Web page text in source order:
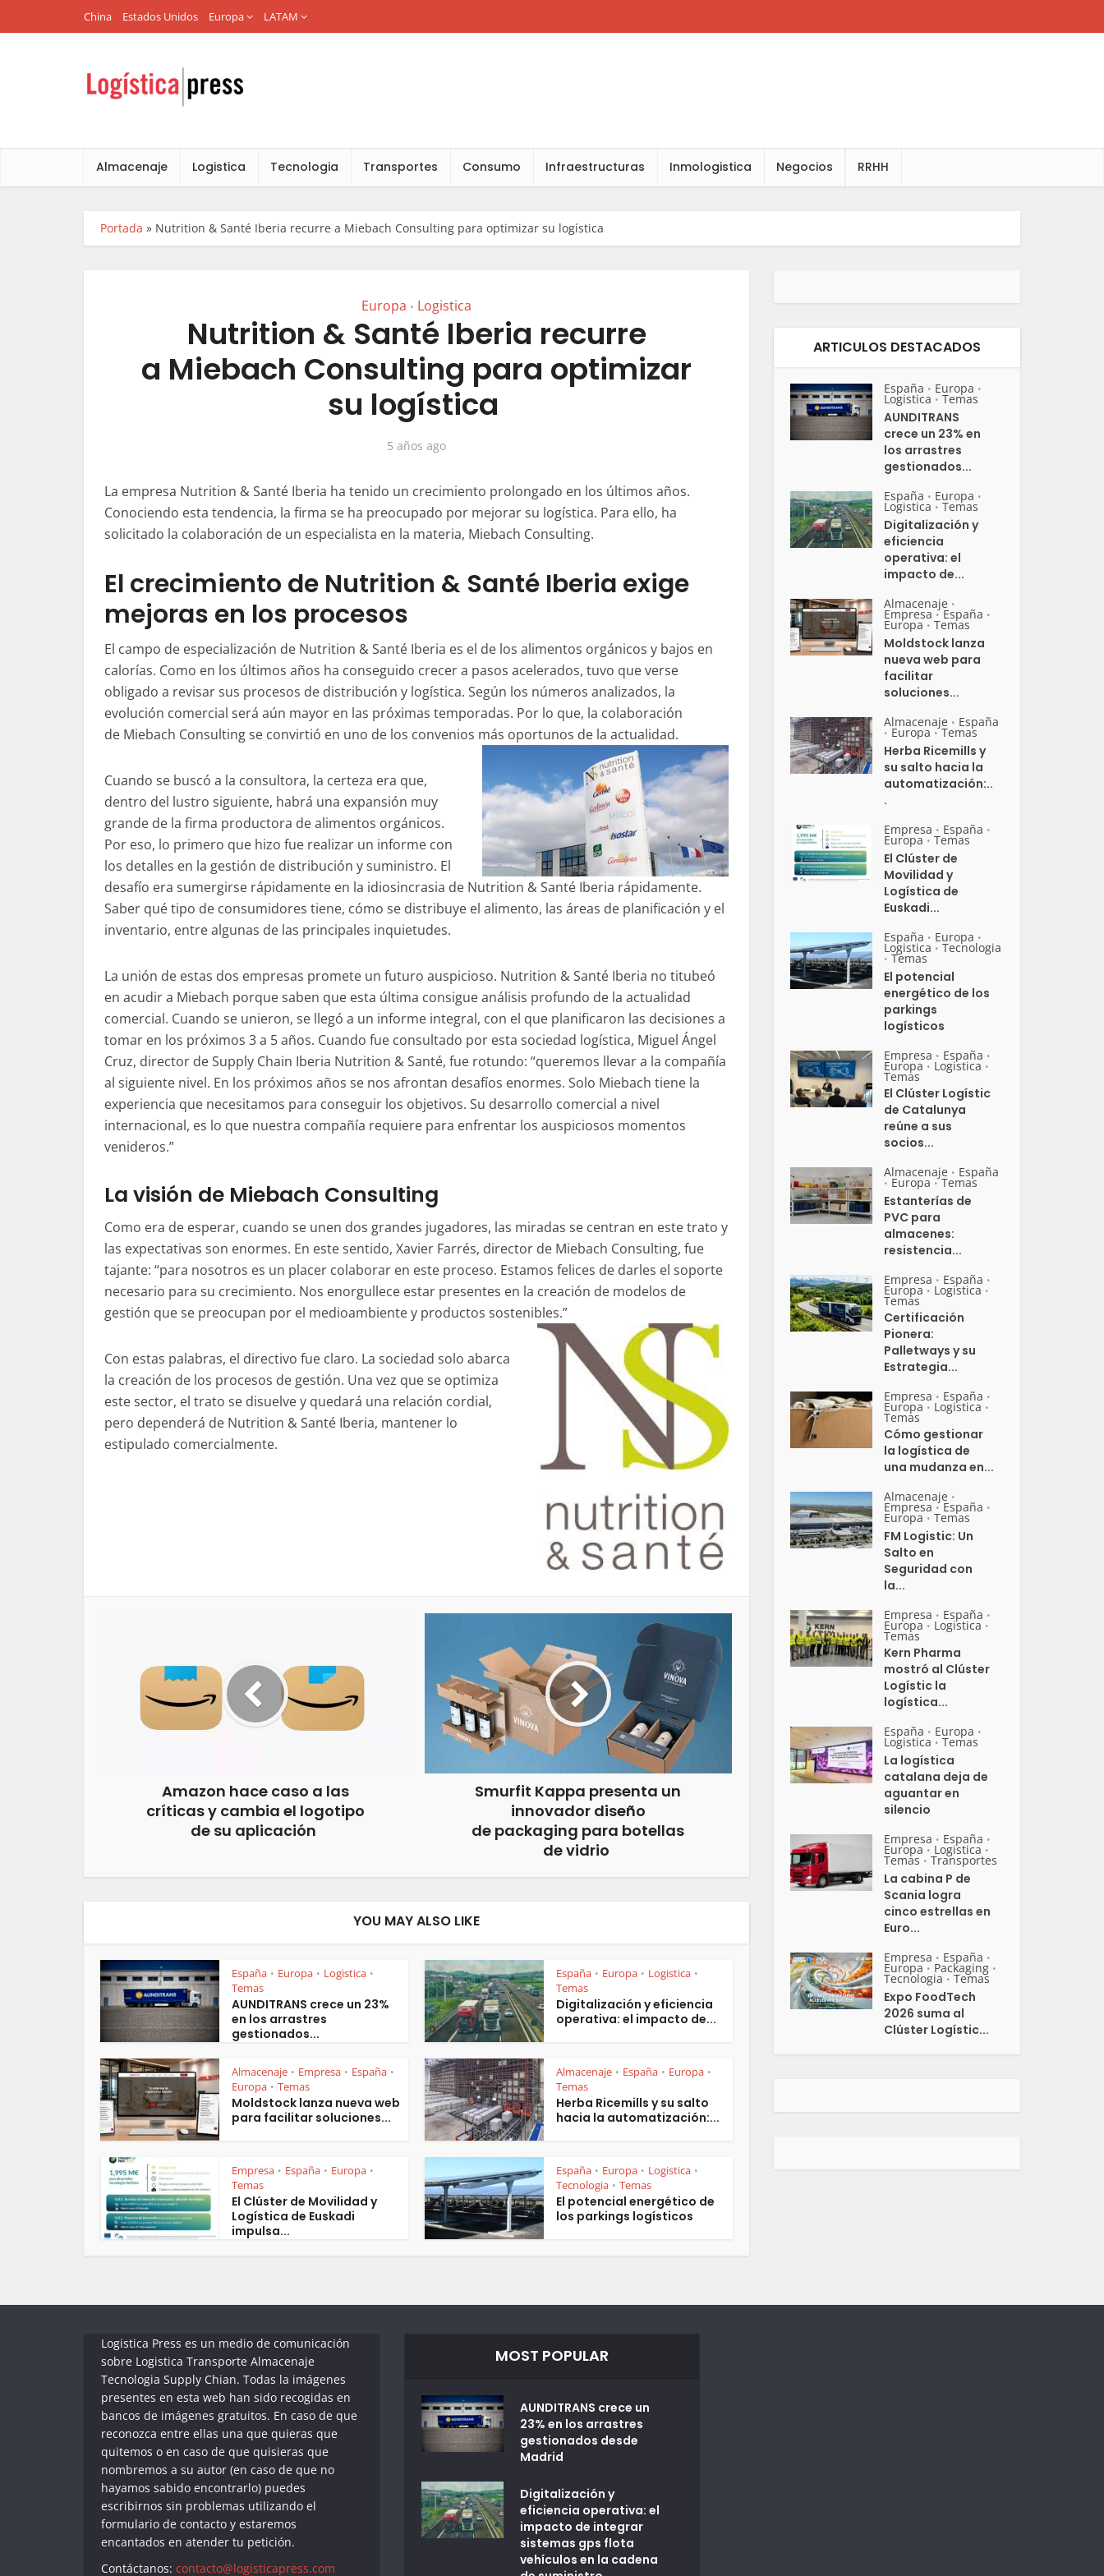
China Estados Unidos Europa LATAM
Almacenaje Logistica Tecnologia Transportes Consumo Infraestructuras Inmologistica Negocios RRHH
Portada » Nutrition & Santé Iberia recurre a Miebach Consulting para optimizar su logística
Europa • Logistica
Nutrition & Santé Iberia recurre
a Miebach Consulting para optimizar
su logística
5 años ago
La empresa Nutrition &Santé Iberia ha tenido un crecimiento prolongado en los últimos años.
Conociendo esta tendencia, la firma se ha preocupado por mejorar su logística. Para ello, ha
solicitado la colaboración de un especialista en la materia, Miebach Consulting.
El crecimiento de Nutrition & Santé Iberia exige
mejoras en los procesos
El campo de especialización de Nutrition &Santé Iberia es el de los alimentos orgánicos y bajos en
calorías. Como en los últimos años ha conseguido crecer a pasos acelerados, tuvo que verse
obligado a revisar sus procesos de distribución y logística. Según los números analizados, la
evolución comercial será aún mayor en las próximas temporadas. Por lo que, la colaboración
de Miebach Consultingse convirtió en uno de los convenios más oportunos de la actualidad.
Cuando se buscó a la consultora, la certeza era que,
dentro del lustro siguiente, habrá una expansión muy
grande de la firma productora de alimentos orgánicos.
Por eso, lo primero que hizo fue realizar un informe con
los detalles en la gestión de distribución y suministro. El
desafío era sumergirse rápidamente en la idiosincrasia de Nutrition &Santé Iberia rápidamente.
Saber qué tipo de consumidores tiene, cómo se distribuye el alimento, las áreas de planificación y el
inventario, entre algunas de las principales inquietudes.
La unión de estas dos empresas promete un futuro auspicioso. Nutrition &Santé Iberia no titubeó
en acudir a Miebach porque saben que esta última consigue análisis profundo de la actualidad
comercial. Cuando se unieron, se llegó a un informe integral, con el que planificaron las decisiones a
tomar en los próximos 3 a 5 años. Cuando fue consultado por esta sociedad logística, Miguel Ángel
Cruz, director deSupply Chain Iberia Nutrition &Santé, fue rotundo: “queremos llevar a la compañía
al siguiente nivel. En los próximos años se nos afrontan desafíos enormes. Solo Miebach tiene la
experiencia que necesitamos para conseguir los objetivos. Su desarrollo comercial a nivel
internacional, es lo que nuestra compañía requiere para enfrentar los auspiciosos momentos
venideros.”
La visión de Miebach Consulting
Como era de esperar, cuando se unen dos grandes jugadores, las miradas se centran en este trato y
las expectativas son enormes. En este sentido, Xavier Farrés, director de Miebach Consulting, fue
tajante: “para nosotros es un placer colaborar en este proceso. Estamos felices de darles el soporte
necesario para su crecimiento. Nos enorgullece estar presentes en la creación de modelos de
gestión que se preocupan por el medioambiente y productos sostenibles.”
Con estas palabras, el directivo fue claro. La sociedad solo abarca
la creación de los procesos de gestión. Una vez que se optimiza
este sector, el trato se disuelve y quedará una relación cordial,
pero dependerá de Nutrition &Santé Iberia, mantener lo
estipulado comercialmente.
Amazon hace caso a las
críticas y cambia el logotipo
de su aplicación
Smurfit Kappa presenta un
innovador diseño
de packaging para botellas
de vidrio
YOU MAY ALSO LIKE
España • Europa • Logistica •
Temas
AUNDITRANS crece un 23%
en los arrastres
gestionados...
España • Europa • Logistica •
Temas
Digitalización y eficiencia
operativa: el impacto de...
Almacenaje • Empresa • España •
Europa • Temas
Moldstock lanza nueva web
para facilitar soluciones...
Almacenaje • España • Europa •
Temas
Herba Ricemills y su salto
hacia la automatización:...
Empresa • España • Europa •
Temas
El Clúster de Movilidad y
Logística de Euskadi
impulsa...
España • Europa • Logistica •
Tecnologia • Temas
El potencial energético de
los parkings logísticos
ARTICULOS DESTACADOS
España • Europa •
Logistica • Temas
AUNDITRANS
crece un 23% en
los arrastres
gestionados...
España • Europa •
Logistica • Temas
Digitalización y
eficiencia
operativa: el
impacto de...
Almacenaje •
Empresa • España •
Europa • Temas
Moldstock lanza
nueva web para
facilitar
soluciones...
Almacenaje • España
• Europa • Temas
Herba Ricemills y
su salto hacia la
automatización:..
.
Empresa • España •
Europa • Temas
El Clúster de
Movilidad y
Logística de
Euskadi...
España • Europa •
Logistica • Tecnologia
• Temas
El potencial
energético de los
parkings
logísticos
Empresa • España •
Europa • Logistica •
Temas
El Clúster Logístic
de Catalunya
reúne a sus
socios...
Almacenaje • España
• Europa • Temas
Estanterías de
PVC para
almacenes:
resistencia...
Empresa • España •
Europa • Logistica •
Temas
Certificación
Pionera:
Palletways y su
Estrategia...
Empresa • España •
Europa • Logistica •
Temas
Cómo gestionar
la logística de
una mudanza en...
Almacenaje •
Empresa • España •
Europa • Temas
FM Logistic: Un
Salto en
Seguridad con
la...
Empresa • España •
Europa • Logistica •
Temas
Kern Pharma
mostró al Clúster
Logístic la
logística...
España • Europa •
Logistica • Temas
La logística
catalana deja de
aguantar en
silencio
Empresa • España •
Europa • Logistica •
Temas • Transportes
La cabina P de
Scania logra
cinco estrellas en
Euro...
Empresa • España •
Europa • Packaging •
Tecnologia • Temas
Expo FoodTech
2026 suma al
Clúster Logístic...
Logistica Press es un medio de comunicación
sobre Logistica Transporte Almacenaje
Tecnologia Supply Chian. Todas la imágenes
presentes en esta web han sido recogidas en
bancos de imágenes gratuitos. En caso de que
reconozca entre ellas una que quieras que
quitemos o en caso de que quisieras que
nombremos a su autor (en caso de que no
hayamos sabido encontrarlo) puedes
escribirnos sin problemas utilizando el
formulario de contacto y estaremos
encantados en atender tu petición.
Contáctanos: contacto@logisticapress.com
MOST POPULAR
AUNDITRANS crece un
23% en los arrastres
gestionados desde
Madrid
Digitalización y
eficiencia operativa: el
impacto de integrar
sistemas gps flota
vehículos en la cadena